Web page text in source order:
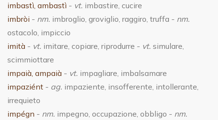
imbastì, ambastì - vt. imbastire, cucire
imbròi - nm. imbroglio, groviglio, raggiro, truffa - nm.
ostacolo, impiccio
imità - vt. imitare, copiare, riprodurre - vt. simulare,
scimmiottare
impaià, ampaià - vt. impagliare, imbalsamare
impaziént - ag. impaziente, insofferente, intollerante,
irrequieto
impégn - nm. impegno, occupazione, obbligo - nm.